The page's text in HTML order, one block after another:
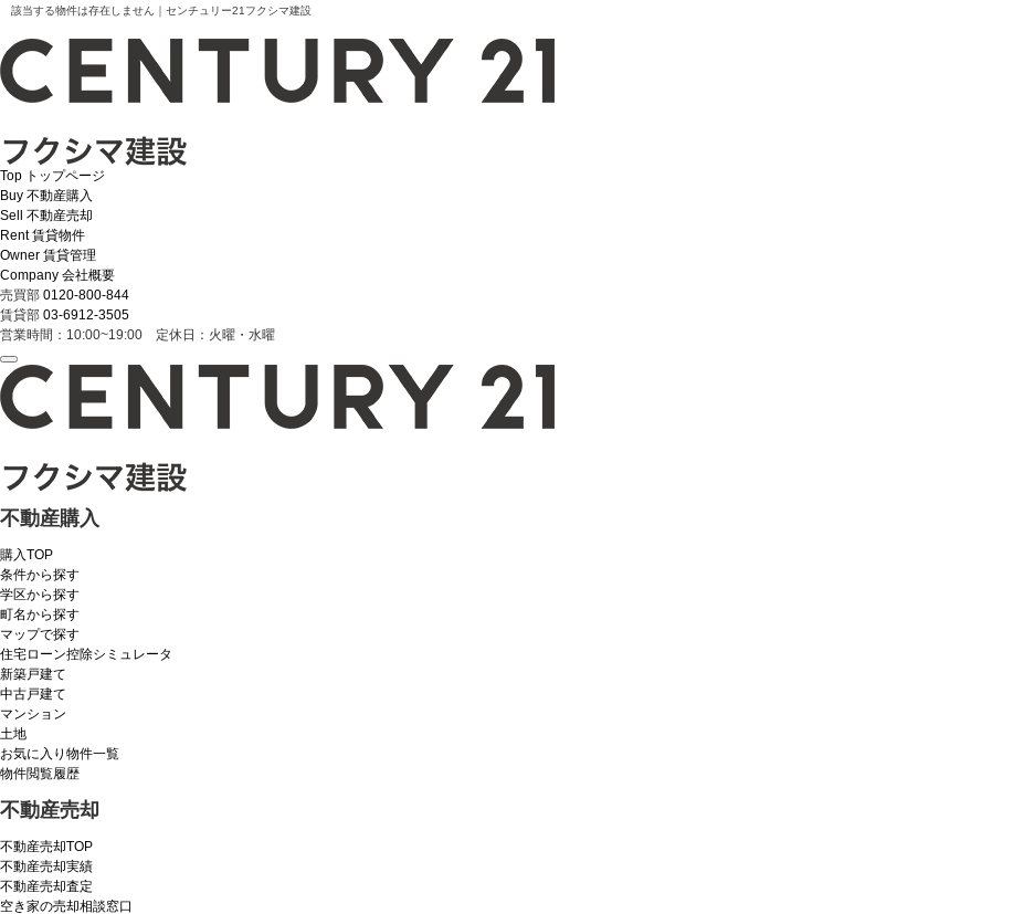
該当する物件は存在しません｜センチュリー21フクシマ建設
Top トップページ
Buy 不動産購入
Sell
不動産売却
Rent 賃貸物件
Owner 賃貸管理
Company 会社概要
売買部 0120-800-844
賃貸部 03-6912-3505
営業時間：10:00~19:00 定休日：火曜・水曜
不動産購入
購入TOP
条件から探す
学区から探す
町名から探す
マップで探す
住宅ローン控除シミュレータ
新築戸建て
中古戸建て
マンション
土地
お気に入り物件一覧
物件閲覧履歴
不動産売却
不動産売却TOP
不動産売却実績
不動産売却査定
空き家の売却相談窓口